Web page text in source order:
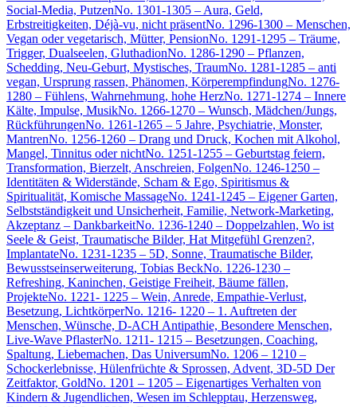
Social-Media, PutzenNo. 1301-1305 – Aura, Geld,
Erbstreitigkeiten, Déjà-vu, nicht präsentNo. 1296-1300 – Menschen,
Vegan oder vegetarisch, Mütter, PensionNo. 1291-1295 – Träume,
Trigger, Dualseelen, GluthadionNo. 1286-1290 – Pflanzen,
Schedding, Neu-Geburt, Mystisches, TraumNo. 1281-1285 – anti
vegan, Ursprung rassen, Phänomen, KörperempfindungNo. 1276-
1280 – Fühlens, Wahrnehmung, hohe HerzNo. 1271-1274 – Innere
Kälte, Impulse, MusikNo. 1266-1270 – Wunsch, Mädchen/Jungs,
RückführungenNo. 1261-1265 – 5 Jahre, Psychiatrie, Monster,
MantrenNo. 1256-1260 – Drang und Druck, Kochen mit Alkohol,
Mangel, Tinnitus oder nichtNo. 1251-1255 – Geburtstag feiern,
Transformation, Bierzelt, Anschreien, FolgenNo. 1246-1250 –
Identitäten & Widerstände, Scham & Ego, Spiritismus &
Spiritualität, Komische MassageNo. 1241-1245 – Eigener Garten,
Selbstständigkeit und Unsicherheit, Familie, Network-Marketing,
Akzeptanz – DankbarkeitNo. 1236-1240 – Doppelzahlen, Wo ist
Seele & Geist, Traumatische Bilder, Hat Mitgefühl Grenzen?,
ImplantateNo. 1231-1235 – 5D, Sonne, Traumatische Bilder,
Bewusstseinserweiterung, Tobias BeckNo. 1226-1230 –
Refreshing, Kaninchen, Geistige Freiheit, Bäume fällen,
ProjekteNo. 1221- 1225 – Wein, Anrede, Empathie-Verlust,
Besetzung, LichtkörperNo. 1216- 1220 – 1. Auftreten der
Menschen, Wünsche, D-ACH Antipathie, Besondere Menschen,
Live-Wave PflasterNo. 1211- 1215 – Besetzungen, Coaching,
Spaltung, Liebemachen, Das UniversumNo. 1206 – 1210 –
Schockerlebnisse, Hülenfrüchte & Sprossen, Advent, 3D-5D Der
Zeitfaktor, GoldNo. 1201 – 1205 – Eigenartiges Verhalten von
Kindern & Jugendlichen, Wesen im Schlepptau, Herzensweg,